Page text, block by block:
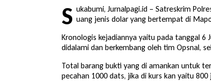
S ukabumi, Jurnalpagi.id – Satreskrim
uang jenis dolar yang bertempat di
Kronologis kejadiannya yaitu pada tanggal 6
didalami dan berkembang oleh tim Opsnal,
Total barang bukti yang di amankan untuk
pecahan 1000 dats, jika di kurs kan yaitu